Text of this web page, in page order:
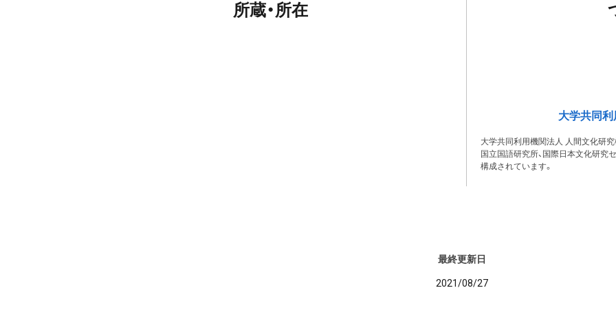
所蔵・所在
大学共同
大学共同利用機関法人 人間文化研究
国立国語研究所、国際日本文化研究
構成されています。
最終更新日
2021/08/27